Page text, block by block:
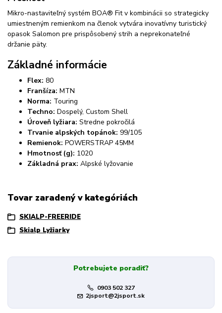
Mikro-nastaviteľný systém BOA® Fit v kombinácii so strategicky
umiestneným remienkom na členok vytvára inovatívny turistický
opasok Salomon pre prispôsobený strih a neprekonateľné
držanie päty.
Základné informácie
Flex: 80
Franšíza: MTN
Norma: Touring
Techno: Dospelý, Custom Shell
Úroveň lyžiara: Stredne pokročilá
Trvanie alpských topánok: 99/105
Remienok: POWERSTRAP 45MM
Hmotnosť (g): 1020
Základná prax: Alpské lyžovanie
Tovar zaradený v kategóriách
SKIALP-FREERIDE
Skialp Lyžiarky
Potrebujete poradiť?
0903 502 327
2jsport@2jsport.sk